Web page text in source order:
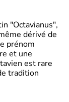
"Octavianus",
dérivé de
prénom
et une
est rare
tradition